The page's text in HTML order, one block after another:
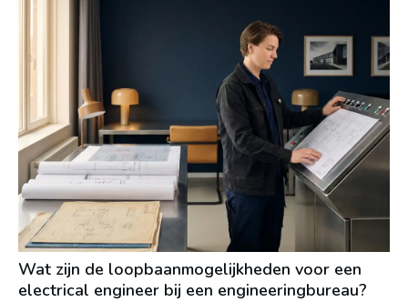
Wat zijn de loopbaanmogelijkheden voor een
electrical engineer bij een engineeringbureau?